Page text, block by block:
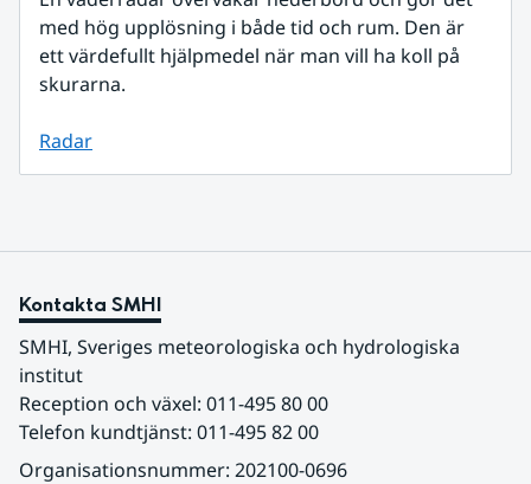
med hög upplösning i både tid och rum. Den är
ett värdefullt hjälpmedel när man vill ha koll på
skurarna.
Radar
Kontakta SMHI
SMHI, Sveriges meteorologiska och hydrologiska
institut
Reception och växel: 011-495 80 00
Telefon kundtjänst: 011-495 82 00
Organisationsnummer: 202100-0696